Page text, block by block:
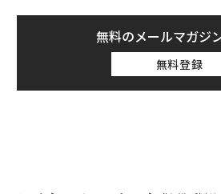
無料のメールマガジ
無料登録